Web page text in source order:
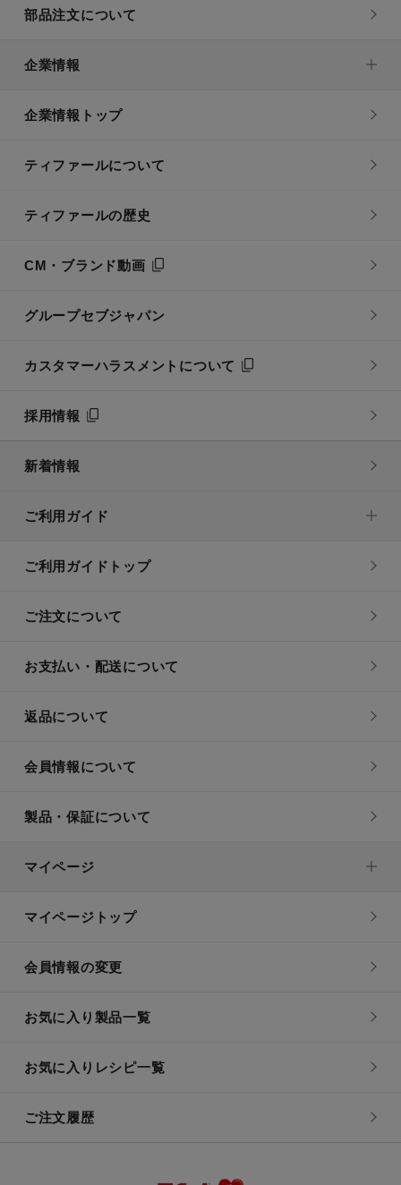
部品注文について
企業情報
企業情報トップ
ティファールについて
ティファールの歴史
CM・ブランド動画
グループセブジャパン
カスタマーハラスメントについて
採用情報
新着情報
ご利用ガイド
ご利用ガイドトップ
ご注文について
お支払い・配送について
返品について
会員情報について
製品・保証について
マイページ
マイページトップ
会員情報の変更
お気に入り製品一覧
お気に入りレシピ一覧
ご注文履歴